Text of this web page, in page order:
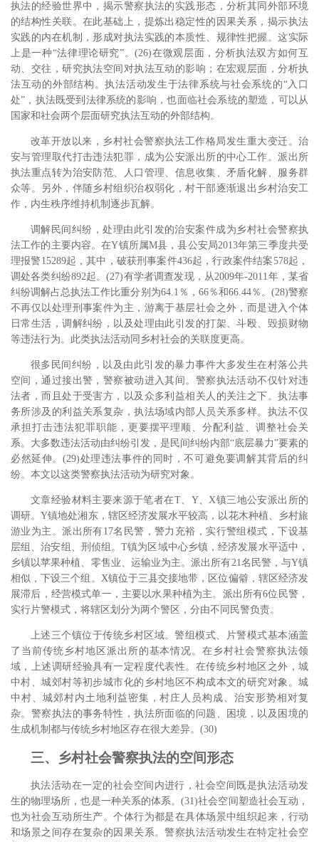
执法的经验世界中，揭示警察执法的实践形态，分析其同外部环境
的结构性关联。在此基础上，提炼出稳定性的因果关系，揭示执法
实践的内在机制，形成对执法实践的本质性、规律性把握。这实际
上是一种“法律理论研究”。(26)在微观层面，分析执法双方如何互
动、交往，研究执法空间对执法互动的影响；在宏观层面，分析执
法互动的外部结构。执法活动发生于法律系统与社会系统的“入口
处”，执法既受到法律系统的影响，也面临社会系统的塑造，可以从
国家和社会两个层面研究执法互动的外部结构。
改革开放以来，乡村社会警察执法工作格局发生重大变迁。治
安与管理取代打击违法犯罪，成为公安派出所的中心工作。派出所
执法重点转为治安防范、人口管理、信息收集、矛盾化解、服务群
众等。另外，伴随乡村组织治权弱化，村干部逐渐退出乡村治安工
作，内生秩序维持机制逐步瓦解。
调解民间纠纷，处理由此引发的治安案件成为乡村社会警察执
法工作的主要内容。在Y镇所属M县，县公安局2013年第三季度共受
理报警15289起，其中，破获刑事案件436起，行政案件结案578起，
调处各类纠纷892起。(27)有学者调查发现，从2009年-2011年，某省
纠纷调解占总执法工作比重分别为64.1％，66％和66.44％。(28)警察
不再仅以处理刑事案件为主，游离于基层社会之外，而是进入个体
日常生活，调解纠纷，以及处理由此引发的打架、斗殴、毁损财物
等违法行为。此类执法活动同乡村社会的关联度更高。
很多民间纠纷，以及由此引发的暴力事件大多发生在村落公共
空间，通过接出警，警察被动进入其间。警察执法活动不仅针对违
法者，而且处于受害方，以及众多利益相关人的关注之下。执法事
务所涉及的利益关系复杂，执法场域内部人员关系多样。执法不仅
承担打击违法犯罪职能，更要摆平理顺、分配利益、调整社会关
系。大多数违法活动由纠纷引发，是民间纠纷内部“底层暴力”要素的
必然延伸。(29)处理违法事件的同时，不可避免要调解其背后的纠
纷。本文以这类警察执法活动为研究对象。
文章经验材料主要来源于笔者在T、Y、X镇三地公安派出所的
调研。Y镇地处湘东，辖区经济发展水平较高，以花木种植、乡村旅
游业为主。派出所有17名民警，警力充裕，实行警组模式，下设基
层组、治安组、刑侦组。T镇为区域中心乡镇，经济发展水平适中，
乡镇以苹果种植、零售业、运输业为主。派出所有21名民警，与Y镇
相似，下设三个组。X镇位于三县交接地带，区位偏僻，辖区经济发
展滞后，经营模式单一，主要以水果种植为主。派出所有6位民警，
实行片警模式，将辖区划分为两个警区，分由不同民警负责。
上述三个镇位于传统乡村区域。警组模式、片警模式基本涵盖
了当前传统乡村地区派出所的基本情况。在乡村社会警察执法领
域，上述调研经验具有一定程度代表性。在传统乡村地区之外，城
中村、城郊村等初步城市化的乡村地区不构成本文的研究对象。城
中村、城郊村内土地利益密集，村庄人员构成、治安形势相对复
杂。警察执法的事务特性，执法所面临的问题、困境，以及困境的
生成机制都与传统乡村地区存在很大差异。(30)
三、乡村社会警察执法的空间形态
执法活动在一定的社会空间内进行，社会空间既是执法活动发
生的物理场所，也是一种关系的体系。(31)社会空间塑造社会互动，
也为社会互动所生产。个体行为都是在具体场景中组织起来，行动
和场景之间存在复杂的因果关系。警察执法活动发生在特定社会空